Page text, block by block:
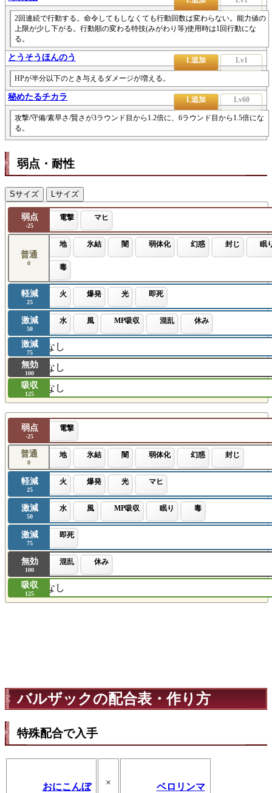
2回連続で行動する。命令してもしなくても行動回数は変わらない。能力値の
上限が少し下がる。行動順の変わる特技(みがわり等)使用時は1回行動にな
る。
とうそうほんのう L追加 Lv1
HPが半分以下のとき与えるダメージが増える。
秘めたるチカラ L追加 Lv60
攻撃/守備/素早さ/賢さが3ラウンド目から1.2倍に、6ラウンド目から1.5倍にな
る。
弱点・耐性
Sサイズ Lサイズ
弱点
-25
電撃 マヒ
普通
0
地 氷結 闇 弱体化 幻惑 封じ 眠
毒
軽減
25
火 爆発 光 即死
激減
50
水 風 MP吸収 混乱 休み
激減
75
なし
無効
100
なし
吸収
125
なし
弱点
-25
電撃
普通
0
地 氷結 闇 弱体化 幻惑 封じ
軽減
25
火 爆発 光 マヒ
激減
50
水 風 MP吸収 眠り 毒
激減
75
即死
無効
100
混乱 休み
吸収
125
なし
バルザックの配合表・作り方
特殊配合で入手
おにこんぼ
×
ベロリンマ